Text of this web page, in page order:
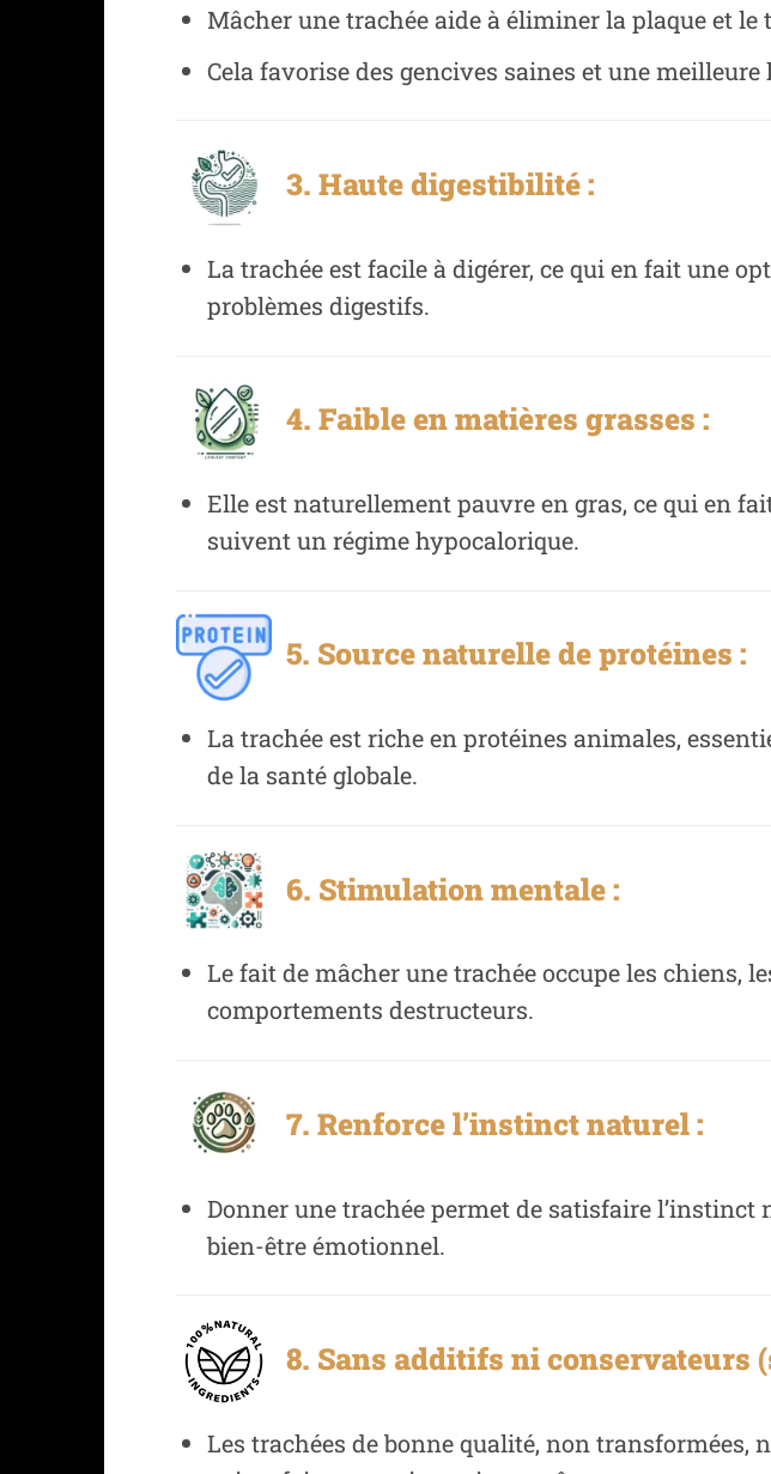
Mâcher une trachée aide à éliminer la plaque et le
Cela favorise des gencives saines et une meilleure
3. Haute digestibilité :
La trachée est facile à digérer, ce qui en fait une
problèmes digestifs.
4. Faible en matières grasses :
Elle est naturellement pauvre en gras, ce qui en
suivent un régime hypocalorique.
5. Source naturelle de protéines :
La trachée est riche en protéines animales,
de la santé globale.
6. Stimulation mentale :
Le fait de mâcher une trachée occupe les chiens,
comportements destructeurs.
7. Renforce l’instinct naturel :
Donner une trachée permet de satisfaire
bien-être émotionnel.
8. Sans additifs ni conservateurs
Les trachées de bonne qualité, non transformées,